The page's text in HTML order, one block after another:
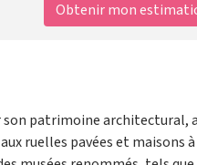
Obtenir mon
son patrimoine architectural,
ruelles pavées et maisons à